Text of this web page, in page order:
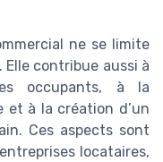
ne se limite
contribue aussi à
occupants, à la
et à la création d’un
Ces aspects sont
locataires,